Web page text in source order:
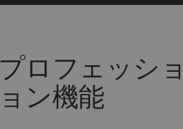
プロフェッシ
ョン機能